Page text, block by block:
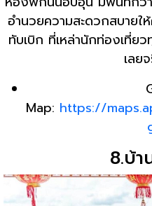
อำนวยความสะดวกสบาย
ทับเบิก ที่เหล่านักท่องเที่ย
เลย
Map: https://
8.บ้า